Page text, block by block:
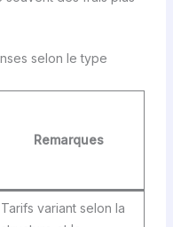
selon le type
Remarques
Tarifs variant selon la